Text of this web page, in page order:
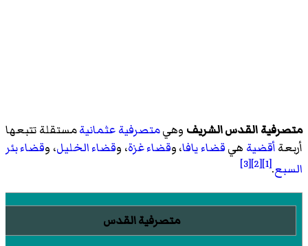
متصرفية القدس الشريف وهيمتصرفية عثمانيةمستقلة تتبعها
أربعةأقضية هيقضاء يافا، وقضاء غزة، وقضاء الخليل، وقضاء بئر
السبع.
[1]
[2]
[3]
متصرفية القدس